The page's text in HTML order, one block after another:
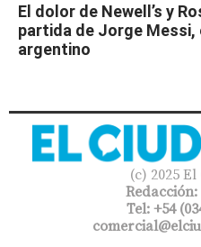
El dolor de Newell’s y
partida de Jorge Messi,
argentino
(c) 2025
Tel: +54